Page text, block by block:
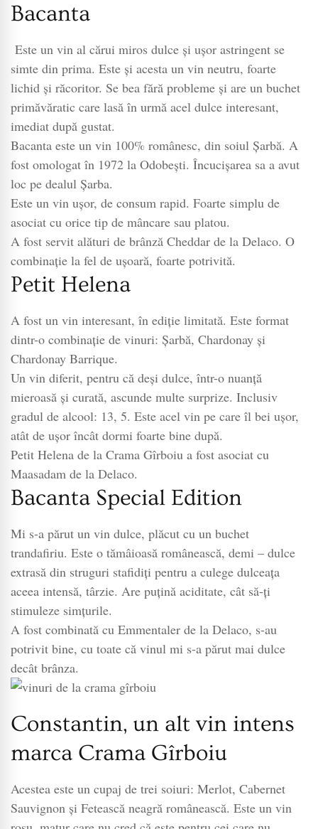
Bacanta
Este un vin al cărui miros dulce și ușor astringent se
simte din prima. Este și acesta un vin neutru, foarte
lichid și răcoritor. Se bea fără probleme și are un buchet
primăvăratic care lasă în urmă acel dulce interesant,
imediat după gustat.
Bacanta este un vin 100% românesc, din soiul Șarbă. A
fost omologat în 1972 la Odobești. Încucișarea sa a avut
loc pe dealul Șarba.
Este un vin ușor, de consum rapid. Foarte simplu de
asociat cu orice tip de mâncare sau platou.
A fost servit alături de brânză Cheddar de la Delaco. O
combinație la fel de ușoară, foarte potrivită.
Petit Helena
A fost un vin interesant, în ediție limitată. Este format
dintr-o combinație de vinuri: Șarbă, Chardonay și
Chardonay Barrique.
Un vin diferit, pentru că deși dulce, într-o nuanță
mieroasă și curată, ascunde multe surprize. Inclusiv
gradul de alcool: 13, 5. Este acel vin pe care îl bei ușor,
atât de ușor încât dormi foarte bine după.
Petit Helena de la Crama Gîrboiu a fost asociat cu
Maasadam de la Delaco.
Bacanta Special Edition
Mi s-a părut un vin dulce, plăcut cu un buchet
trandafiriu. Este o tămâioasă românească, demi – dulce
extrasă din struguri stafidiți pentru a culege dulceața
aceea intensă, târzie. Are puțină aciditate, cât să-ți
stimuleze simțurile.
A fost combinată cu Emmentaler de la Delaco, s-au
potrivit bine, cu toate că vinul mi s-a părut mai dulce
decât brânza.
Constantin, un alt vin intens
marca Crama Gîrboiu
Acestea este un cupaj de trei soiuri: Merlot, Cabernet
Sauvignon și Fetească neagră românească. Este un vin